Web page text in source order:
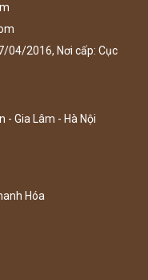
04/2016, Nơi cấp: Cục
- Gia Lâm - Hà Nội
Hóa